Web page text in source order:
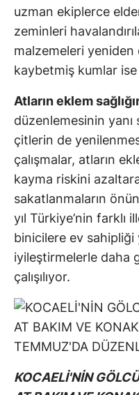
uzman ekiplerce
zeminleri
malzemeleri
kaybetmiş kumlar
Atların eklem
düzenlemesinin yanı
çitlerin de
çalışmalar, atların
kayma riskini
sakatlanmaların
yıl Türkiye’nin farklı
binicilere ev sahipliği
iyileştirmelerle daha
çalışılıyor.
KOCAELİ'NİN